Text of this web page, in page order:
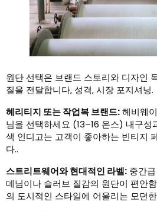
원단 선택은 브랜드 스토리와 디자인
질을 전달합니다, 성격, 시장 포지셔닝.
헤리티지 또는 작업복 브랜드:헤비웨
님을 선택하세요 (13–16 온스) 내구성
색 인디고는 고객이 좋아하는 빈티지
다..
스트리트웨어와 현대적인 라벨: 중간
데님이나 슬러브 질감의 원단이 편안
의 도시적인 스타일에 어울리는 모던